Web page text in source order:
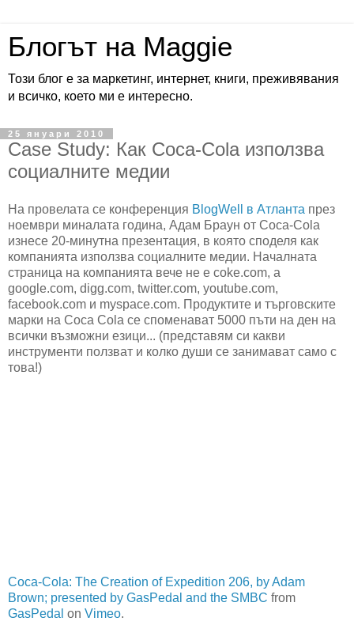
Блогът на Maggie
Този блог е за маркетинг, интернет, книги, преживявания
и всичко, което ми е интересно.
25 януари 2010
Case Study: Как Coca-Cola използва
социалните медии
На провелата се конференция BlogWell в Атланта през
ноември миналата година, Адам Браун от Coca-Cola
изнесе 20-минутна презентация, в която споделя как
компанията използва социалните медии. Началната
страница на компанията вече не е coke.com, a
google.com, digg.com, twitter.com, youtube.com,
facebook.com и myspace.com. Продуктите и търговските
марки на Coca Cola се споменават 5000 пъти на ден на
всички възможни езици... (представям си какви
инструменти ползват и колко души се занимават само с
това!)
Coca-Cola: The Creation of Expedition 206, by Adam
Brown; presented by GasPedal and the SMBC from
GasPedal on Vimeo.